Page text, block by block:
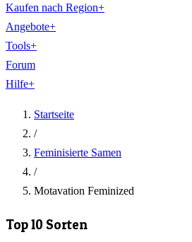
Kaufen nach Region+
Angebote+
Tools+
Forum
Hilfe+
Startseite
/
Feminisierte Samen
/
Motavation Feminized
Top 10 Sorten